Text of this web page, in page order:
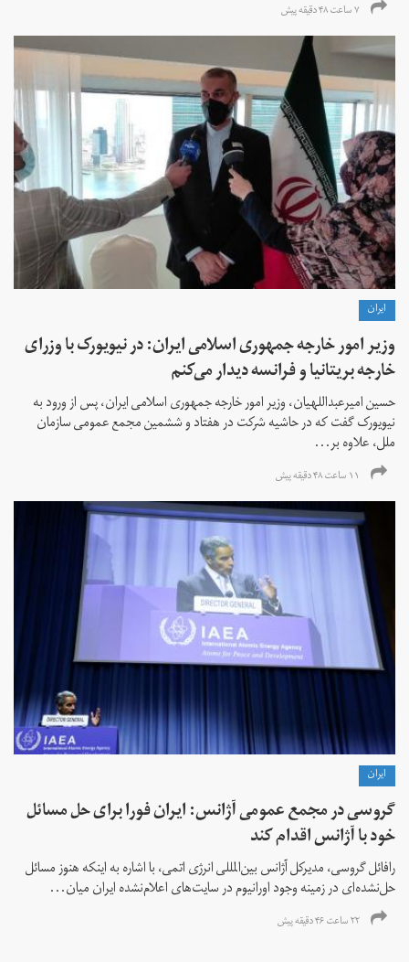
۷ ساعت ۴۸ دقیقه پیش
ايران
وزیر امور خارجه جمهوری اسلامی ایران: در نیویورک با وزرای
خارجه بریتانیا و فرانسه دیدار می‌کنم
حسین امیرعبداللهیان، وزیر امور خارجه جمهوری اسلامی ایران، پس از ورود به
نیویورک گفت که در حاشیه شرکت در هفتاد و ششمین مجمع عمومی سازمان
ملل، علاوه بر...
۱۱ ساعت ۴۸ دقیقه پیش
ايران
گروسی در مجمع عمومی آژانس: ایران فورا برای حل مسائل
خود با آژانس اقدام کند
رافائل گروسی، مدیرکل آژانس بین‌المللی انرژی اتمی، با اشاره به اینکه هنوز مسائل
حل‌نشده‌ای در زمینه وجود اورانیوم در سایت‌های اعلام‌نشده ایران میان...
۲۲ ساعت ۴۶ دقیقه پیش